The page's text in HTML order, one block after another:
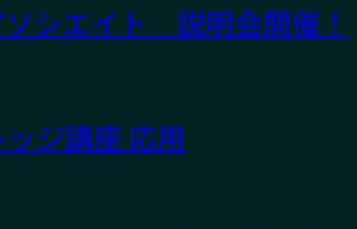
シエイト 説明会開催！
ジ講座 応用